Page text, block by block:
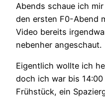
Abends schaue ich
den ersten F0-Abend
Video bereits
nebenher angeschaut.
Eigentlich wollte ich
doch ich war bis
Frühstück, ein